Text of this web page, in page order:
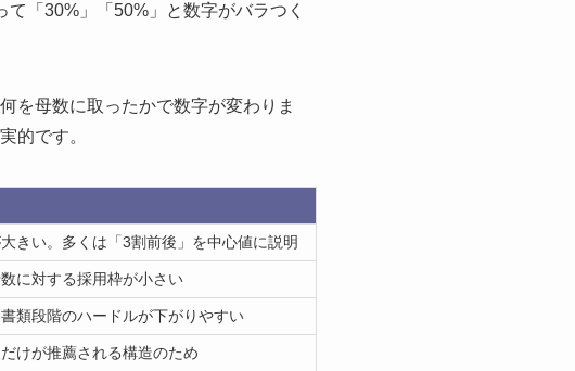
て「30%」「50%」と数字がバラつく
を母数に取ったかで数字が変わりま
的です。
きい。多くは「3割前後」を中心値に説明
に対する採用枠が小さい
類段階のハードルが下がりやすい
けが推薦される構造のため